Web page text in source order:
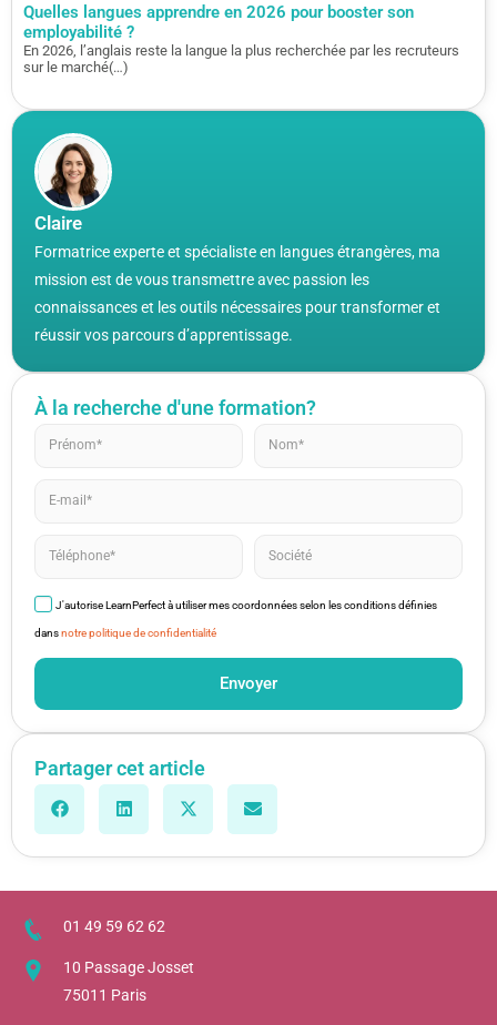
Claire
Formatrice experte et spécialiste en langues étrangères, ma
mission est de vous transmettre avec passion les
connaissances et les outils nécessaires pour transformer et
réussir vos parcours d’apprentissage.
À la recherche d'une formation?
J'autorise LearnPerfect à utiliser mes coordonnées selon les conditions définies
dansnotre politique de confidentialité
Envoyer
Partager cet article
Quelles langues apprendre en 2026 pour booster son
employabilité ?
En 2026, l’anglais reste la langue la plus recherchée par les recruteurs
sur le marché(…)
01 49 59 62 62
10 Passage Josset
75011 Paris